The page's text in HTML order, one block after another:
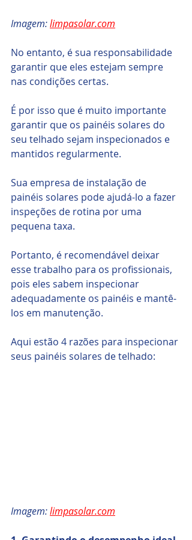
Imagem: limpasolar.com
No entanto, é sua responsabilidade
garantir que eles estejam sempre
nas condições certas.
É por isso que é muito importante
garantir que os painéis solares do
seu telhado sejam inspecionados e
mantidos regularmente.
Sua empresa de instalação de
painéis solares pode ajudá-lo a fazer
inspeções de rotina por uma
pequena taxa.
Portanto, é recomendável deixar
esse trabalho para os profissionais,
pois eles sabem inspecionar
adequadamente os painéis e mantê-
los em manutenção.
Aqui estão 4 razões para inspecionar
seus painéis solares de telhado:
Imagem: limpasolar.com